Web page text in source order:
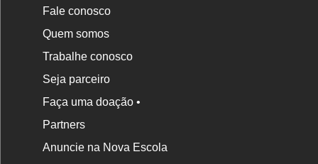
Fale conosco
Quem somos
Trabalhe conosco
Seja parceiro
Faça uma doação •
Partners
Anuncie na Nova Escola